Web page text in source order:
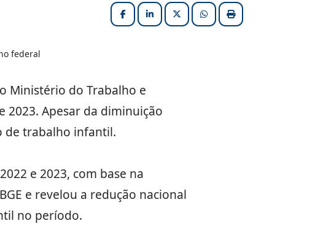
FacebookLinkedInX (formerly Twitter)Imprimir matéria
Ministério do Trabalho e
2023. Apesar da diminuição
de trabalho infantil.
e 2023, com base na
e revelou a redução nacional
no período.